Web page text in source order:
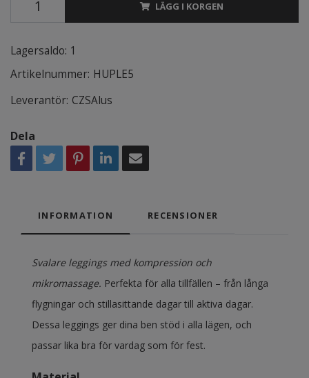
LÄGG I KORGEN
Lagersaldo: 1
Artikelnummer: HUPLE5
Leverantör: CZSAlus
Dela
INFORMATION RECENSIONER
Svalare leggings med kompression och
mikromassage. Perfekta för alla tillfällen – från långa
flygningar och stillasittande dagar till aktiva dagar.
Dessa leggings ger dina ben stöd i alla lägen, och
passar lika bra för vardag som för fest.